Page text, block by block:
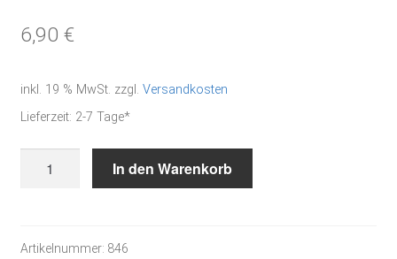
6,90 €
inkl. 19 % MwSt. zzgl. Versandkosten
Lieferzeit: 2-7 Tage*
In den Warenkorb
Artikelnummer: 846